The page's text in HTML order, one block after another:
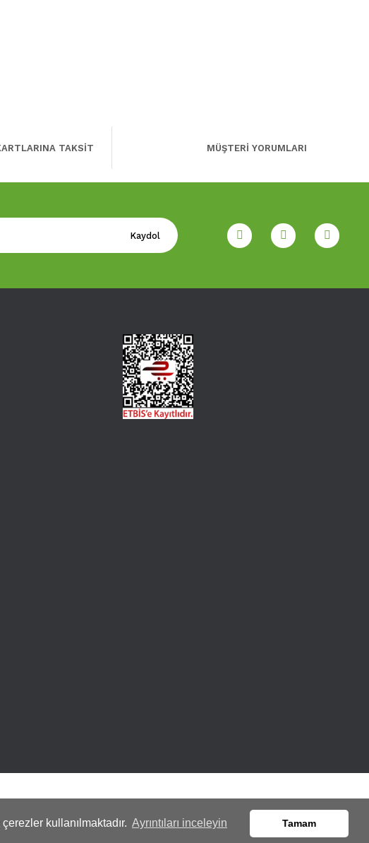
kullanılmaktadır. Ayrıntıları inceleyin Tamam
TAKSİT MÜŞTERİ YORUMLARI
Kaydol